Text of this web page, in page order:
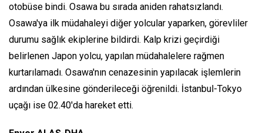
otobüse bindi. Osawa bu sırada aniden rahatsızlandı.
Osawa'ya ilk müdahaleyi diğer yolcular yaparken, görevliler
durumu sağlık ekiplerine bildirdi. Kalp krizi geçirdiği
belirlenen Japon yolcu, yapılan müdahalelere rağmen
kurtarılamadı. Osawa'nın cenazesinin yapılacak işlemlerin
ardından ülkesine gönderileceği öğrenildi. İstanbul-Tokyo
uçağı ise 02.40'da hareket etti.